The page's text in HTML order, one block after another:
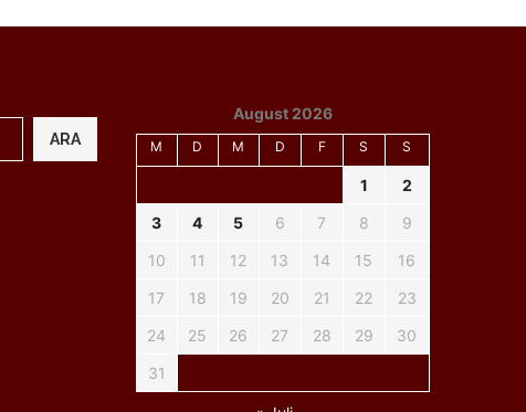
ARA
August 2026
M D M D F S S
1
2
3
4 5 6 7 8
9
10
11 12 13 14 15
16
17
18 19 20 21 22
23
24
25 26 27 28 29
30
31